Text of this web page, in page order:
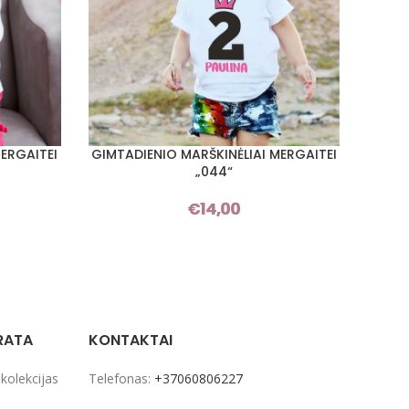
PASIRINKTI SAVYBES
GIMTADIENIO MARŠKINĖLIAI MERGAITEI
„044“
€14,00
KONTAKTAI
Telefonas: +37060806227